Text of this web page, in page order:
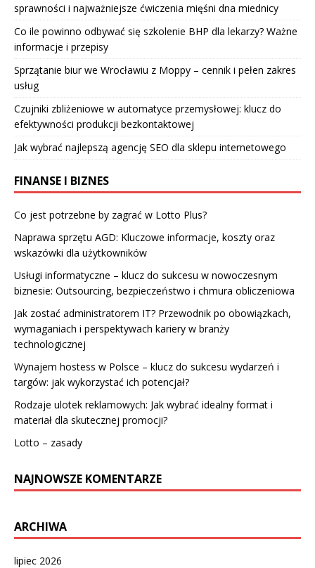
sprawności i najważniejsze ćwiczenia mięśni dna miednicy
Co ile powinno odbywać się szkolenie BHP dla lekarzy? Ważne
informacje i przepisy
Sprzątanie biur we Wrocławiu z Moppy – cennik i pełen zakres
usług
Czujniki zbliżeniowe w automatyce przemysłowej: klucz do
efektywności produkcji bezkontaktowej
Jak wybrać najlepszą agencję SEO dla sklepu internetowego
FINANSE I BIZNES
Co jest potrzebne by zagrać w Lotto Plus?
Naprawa sprzętu AGD: Kluczowe informacje, koszty oraz
wskazówki dla użytkowników
Usługi informatyczne – klucz do sukcesu w nowoczesnym
biznesie: Outsourcing, bezpieczeństwo i chmura obliczeniowa
Jak zostać administratorem IT? Przewodnik po obowiązkach,
wymaganiach i perspektywach kariery w branży
technologicznej
Wynajem hostess w Polsce – klucz do sukcesu wydarzeń i
targów: jak wykorzystać ich potencjał?
Rodzaje ulotek reklamowych: Jak wybrać idealny format i
materiał dla skutecznej promocji?
Lotto – zasady
NAJNOWSZE KOMENTARZE
ARCHIWA
lipiec 2026